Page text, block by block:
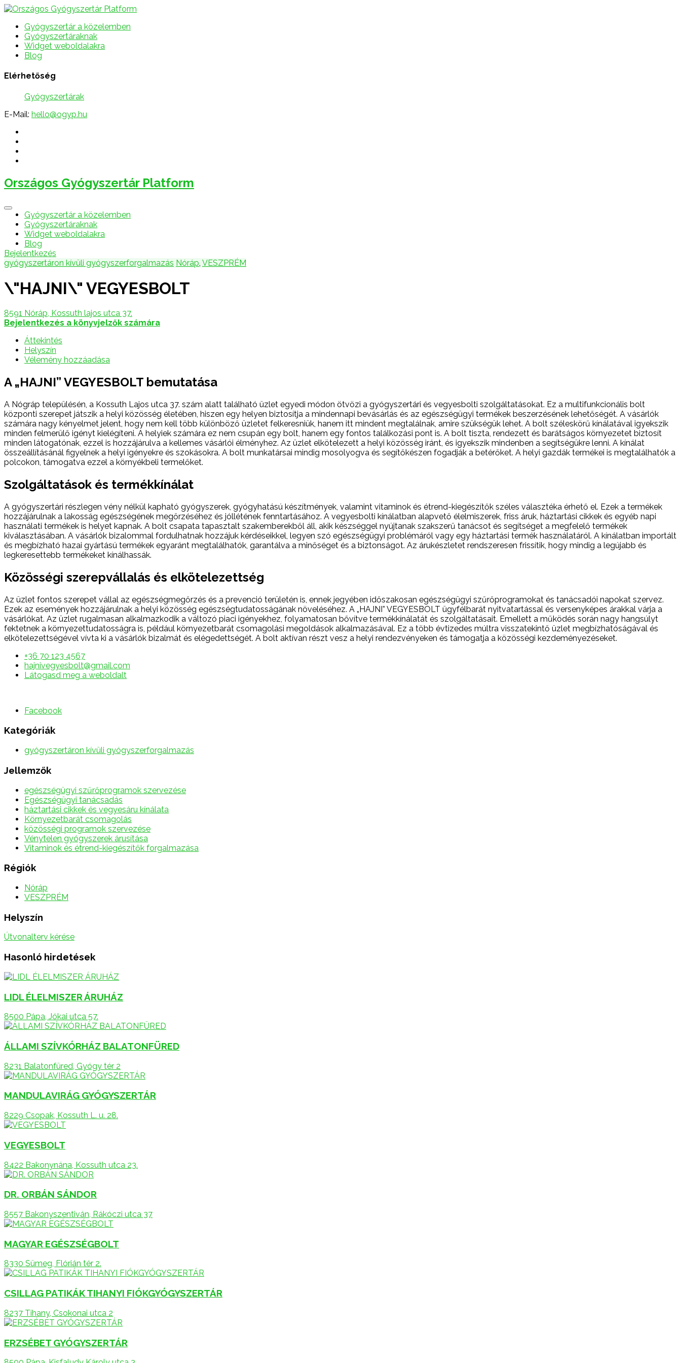
Gyógyszertár a közelemben
Gyógyszertáraknak
Widget weboldalakra
Blog
Elérhetőség
Gyógyszertárak
E-Mail: hello@ogyp.hu
Országos Gyógyszertár Platform
Gyógyszertár a közelemben
Gyógyszertáraknak
Widget weboldalakra
Blog
Bejelentkezés
gyógyszertáron kívüli gyógyszerforgalmazás Nóráp, VESZPRÉM
\"HAJNI\" VEGYESBOLT
8591 Nóráp, Kossuth lajos utca 37.
Bejelentkezés a könyvjelzők számára
Áttekintés
Helyszín
Vélemény hozzáadása
A „HAJNI” VEGYESBOLT bemutatása
A Nógráp településén, a Kossuth Lajos utca 37. szám alatt található üzlet egyedi módon ötvözi a gyógyszertári és vegyesbolti szolgáltatásokat. Ez a multifunkcionális bolt
központi szerepet játszik a helyi közösség életében, hiszen egy helyen biztosítja a mindennapi bevásárlás és az egészségügyi termékek beszerzésének lehetőségét. A vásárlók
számára nagy kényelmet jelent, hogy nem kell több különböző üzletet felkeresniük, hanem itt mindent megtalálnak, amire szükségük lehet. A bolt széleskörű kínálatával igyekszik
minden felmerülő igényt kielégíteni. A helyiek számára ez nem csupán egy bolt, hanem egy fontos találkozási pont is. A bolt tiszta, rendezett és barátságos környezetet biztosít
minden látogatónak, ezzel is hozzájárulva a kellemes vásárlói élményhez. Az üzlet elkötelezett a helyi közösség iránt, és igyekszik mindenben a segítségükre lenni. A kínálat
összeállításánál figyelnek a helyi igényekre és szokásokra. A bolt munkatársai mindig mosolyogva és segítőkészen fogadják a betérőket. A helyi gazdák termékei is megtalálhatók a
polcokon, támogatva ezzel a környékbeli termelőket.
Szolgáltatások és termékkínálat
A gyógyszertári részlegen vény nélkül kapható gyógyszerek, gyógyhatású készítmények, valamint vitaminok és étrend-kiegészítők széles választéka érhető el. Ezek a termékek
hozzájárulnak a lakosság egészségének megőrzéséhez és jóllétének fenntartásához. A vegyesbolti kínálatban alapvető élelmiszerek, friss áruk, háztartási cikkek és egyéb napi
használati termékek is helyet kapnak. A bolt csapata tapasztalt szakemberekből áll, akik készséggel nyújtanak szakszerű tanácsot és segítséget a megfelelő termékek
kiválasztásában. A vásárlók bizalommal fordulhatnak hozzájuk kérdéseikkel, legyen szó egészségügyi problémáról vagy egy háztartási termék használatáról. A kínálatban importált
és megbízható hazai gyártású termékek egyaránt megtalálhatók, garantálva a minőséget és a biztonságot. Az árukészletet rendszeresen frissítik, hogy mindig a legújabb és
legkeresettebb termékeket kínálhassák.
Közösségi szerepvállalás és elkötelezettség
Az üzlet fontos szerepet vállal az egészségmegőrzés és a prevenció területén is, ennek jegyében időszakosan egészségügyi szűrőprogramokat és tanácsadói napokat szervez.
Ezek az események hozzájárulnak a helyi közösség egészségtudatosságának növeléséhez. A „HAJNI” VEGYESBOLT ügyfélbarát nyitvatartással és versenyképes árakkal várja a
vásárlókat. Az üzlet rugalmasan alkalmazkodik a változó piaci igényekhez, folyamatosan bővítve termékkínálatát és szolgáltatásait. Emellett a működés során nagy hangsúlyt
fektetnek a környezettudatosságra is, például környezetbarát csomagolási megoldások alkalmazásával. Ez a több évtizedes múltra visszatekintő üzlet megbízhatóságával és
elkötelezettségével vívta ki a vásárlók bizalmát és elégedettségét. A bolt aktívan részt vesz a helyi rendezvényeken és támogatja a közösségi kezdeményezéseket.
+36 70 123 4567
hajnivegyesbolt@gmail.com
Látogasd meg a weboldalt
Facebook
Kategóriák
gyógyszertáron kívüli gyógyszerforgalmazás
Jellemzők
egészségügyi szűrőprogramok szervezése
Egészségügyi tanácsadás
háztartási cikkek és vegyesáru kínálata
Környezetbarát csomagolás
közösségi programok szervezése
Vénytelen gyógyszerek árusítása
Vitaminok és étrend-kiegészítők forgalmazása
Régiók
Nóráp
VESZPRÉM
Helyszín
Útvonalterv kérése
Hasonló hirdetések
LIDL ÉLELMISZER ÁRUHÁZ
8500 Pápa, Jókai utca 57.
ÁLLAMI SZÍVKÓRHÁZ BALATONFÜRED
8231 Balatonfüred, Gyógy tér 2
MANDULAVIRÁG GYÓGYSZERTÁR
8229 Csopak, Kossuth L. u. 28.
VEGYESBOLT
8422 Bakonynána, Kossuth utca 23.
DR. ORBÁN SÁNDOR
8557 Bakonyszentiván, Rákóczi utca 37
MAGYAR EGÉSZSÉGBOLT
8330 Sümeg, Flórián tér 2.
CSILLAG PATIKÁK TIHANYI FIÓKGYÓGYSZERTÁR
8237 Tihany, Csokonai utca 2
ERZSÉBET GYÓGYSZERTÁR